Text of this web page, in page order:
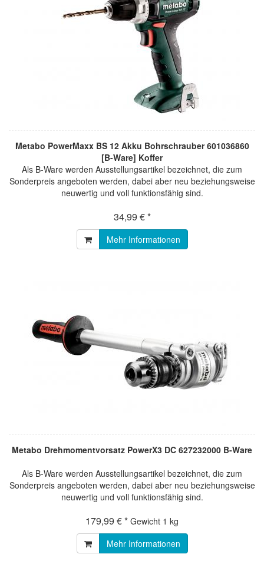
Metabo PowerMaxx BS 12 Akku Bohrschrauber 601036860
[B-Ware] Koffer
Als B-Ware werden Ausstellungsartikel bezeichnet, die zum
Sonderpreis angeboten werden, dabei aber neu beziehungsweise
neuwertig und voll funktionsfähig sind.
34,99 € *
Mehr Informationen
Metabo Drehmomentvorsatz PowerX3 DC 627232000 B-Ware
Als B-Ware werden Ausstellungsartikel bezeichnet, die zum
Sonderpreis angeboten werden, dabei aber neu beziehungsweise
neuwertig und voll funktionsfähig sind.
179,99 € * Gewicht 1 kg
Mehr Informationen